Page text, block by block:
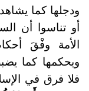
ودجلها كما
أو تناسوا أن
الأمة وفْقَ
ويحكمها كما
فلا فرق في